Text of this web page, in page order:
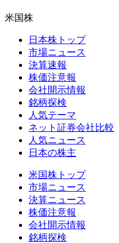
米国株
日本株トップ
市場ニュース
決算速報
株価注意報
会社開示情報
銘柄探検
人気テーマ
ネット証券会社比較
人気ニュース
日本の株主
米国株トップ
市場ニュース
決算ニュース
株価注意報
会社開示情報
銘柄探検